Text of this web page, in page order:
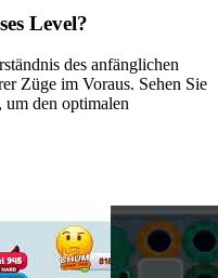
Level?
des anfänglichen
Züge im Voraus. Sehen Sie
den optimalen